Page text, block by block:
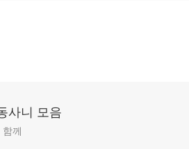
사니 모음
께